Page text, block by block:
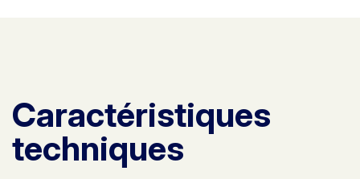
Caractéristiques
techniques